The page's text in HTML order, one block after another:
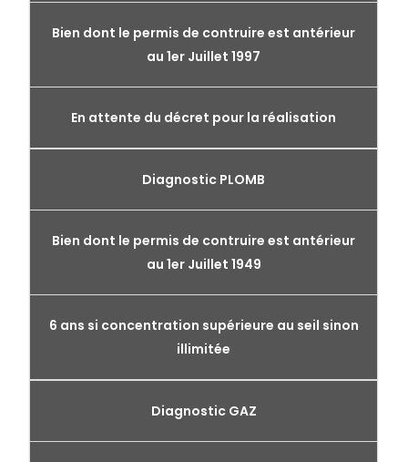
Bien dont le permis de contruire est antérieur
au 1er Juillet 1997
En attente du décret pour la réalisation
Diagnostic PLOMB
Bien dont le permis de contruire est antérieur
au 1er Juillet 1949
6 ans si concentration supérieure au seil sinon
illimitée
Diagnostic GAZ